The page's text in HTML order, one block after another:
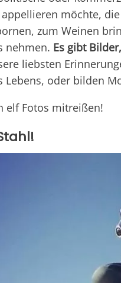
möchte,
zum Weinen
nehmen. Es gibt
liebsten
Lebens, oder bilden
elf Fotos mitreißen!